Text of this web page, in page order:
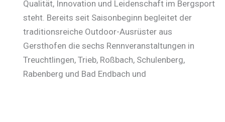
Qualität, Innovation und Leidenschaft im Bergsport
steht. Bereits seit Saisonbeginn begleitet der
traditionsreiche Outdoor-Ausrüster aus
Gersthofen die sechs Rennveranstaltungen in
Treuchtlingen, Trieb, Roßbach, Schulenberg,
Rabenberg und Bad Endbach und